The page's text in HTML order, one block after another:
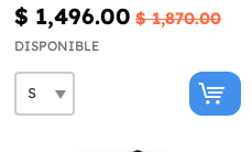
$ 1,496.00 $ 1,870.00
DISPONIBLE